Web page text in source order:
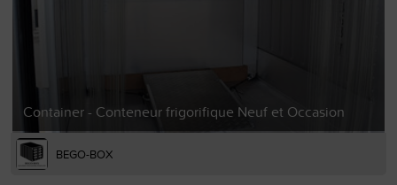
Container - Conteneur frigorifique Neuf et Occasion
BEGO-BOX